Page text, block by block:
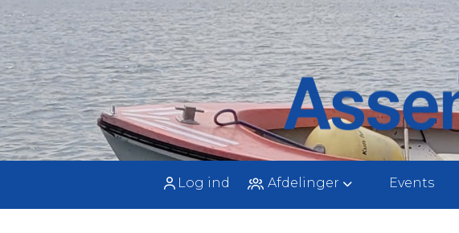
Log ind Afdelinger Events